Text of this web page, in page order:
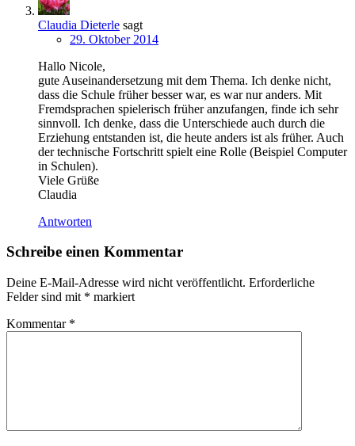
Claudia Dieterle sagt
29. Oktober 2014
Hallo Nicole,
gute Auseinandersetzung mit dem Thema. Ich denke nicht,
dass die Schule früher besser war, es war nur anders. Mit
Fremdsprachen spielerisch früher anzufangen, finde ich sehr
sinnvoll. Ich denke, dass die Unterschiede auch durch die
Erziehung entstanden ist, die heute anders ist als früher. Auch
der technische Fortschritt spielt eine Rolle (Beispiel Computer
in Schulen).
Viele Grüße
Claudia
Antworten
Schreibe einen Kommentar
Deine E-Mail-Adresse wird nicht veröffentlicht. Erforderliche
Felder sind mit * markiert
Kommentar *